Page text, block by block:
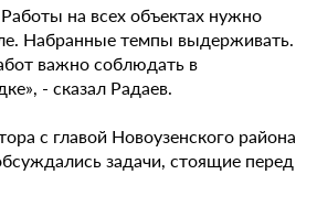
на всех объектах нужно
Набранные темпы выдерживать.
важно соблюдать в
- сказал Радаев.
с главой Новоузенского района
задачи, стоящие перед